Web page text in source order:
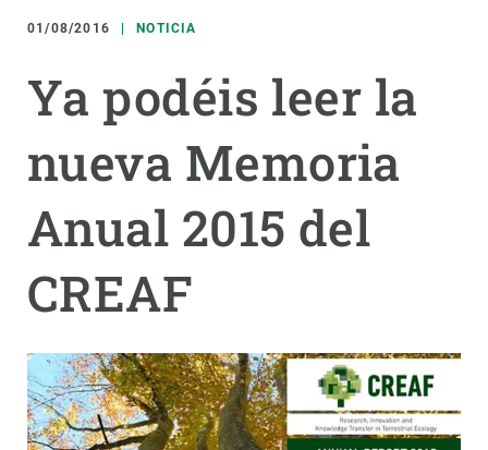
navegación
01/08/2016 NOTICIA
Ya podéis leer la
nueva Memoria
Anual 2015 del
CREAF
responsive
Responsive
menu
INVESTIGACIÓN
CIENCIA EN ACCIÓN
ÚNETE A NOSOTROS
PARTICIPA